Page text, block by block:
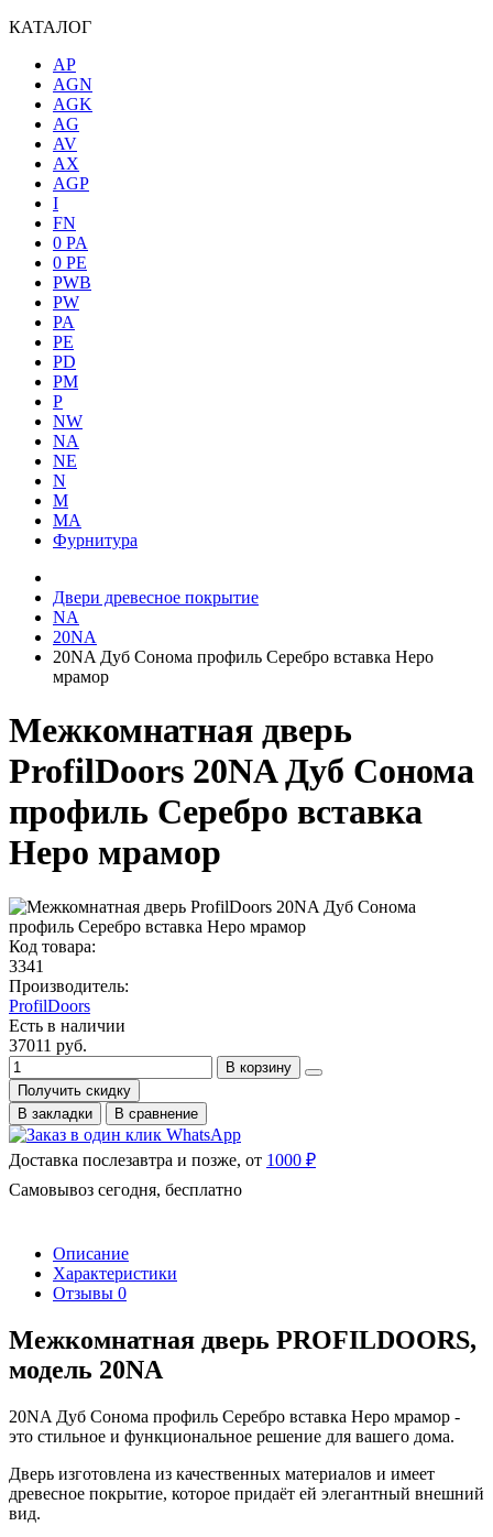
КАТАЛОГ
AP
AGN
AGK
AG
AV
AX
AGP
I
FN
0 PA
0 PE
PWB
PW
PA
PE
PD
PM
P
NW
NA
NE
N
M
MA
Фурнитура
Двери древесное покрытие
NA
20NA
20NA Дуб Сонома профиль Серебро вставка Неро
мрамор
Межкомнатная дверь
ProfilDoors 20NA Дуб Сонома
профиль Серебро вставка
Неро мрамор
Код товара:
3341
Производитель:
ProfilDoors
Есть в наличии
37011 руб.
В корзину
Получить скидку
В закладки
В сравнение
Доставка послезавтра и позже, от 1000 ₽
Самовывоз сегодня, бесплатно
Описание
Характеристики
Отзывы 0
Межкомнатная дверь PROFILDOORS,
модель 20NA
20NA Дуб Сонома профиль Серебро вставка Неро мрамор -
это стильное и функциональное решение для вашего дома.
Дверь изготовлена из качественных материалов и имеет
древесное покрытие, которое придаёт ей элегантный внешний
вид.